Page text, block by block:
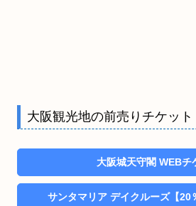
大阪観光地の前売りチケット
大阪城天守閣 WEBチ
サンタマリア デイクルーズ【20